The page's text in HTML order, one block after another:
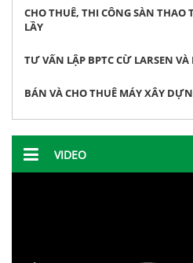
CHO THUÊ, THI CÔNG SÀN THAO
LẦY
TƯ VẤN LẬP BPTC CỪ LARSEN VÀ
BÁN VÀ CHO THUÊ MÁY XÂY
VIDEO